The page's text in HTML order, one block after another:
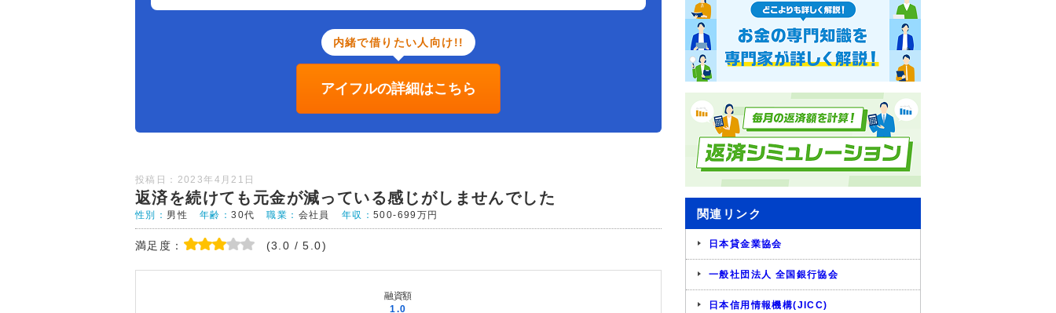
内緒で借りたい人向け!!
アイフルの詳細はこちら
投稿日：2023年4月21日
返済を続けても元金が減っている感じがしませんでした
性別： 男性 年齢：30代 職業： 会社員 年収：500-699万円
満足度： (3.0 / 5.0)
関連リンク
日本貸金業協会
一般社団法人 全国銀行協会
日本信用情報機構(JICC)